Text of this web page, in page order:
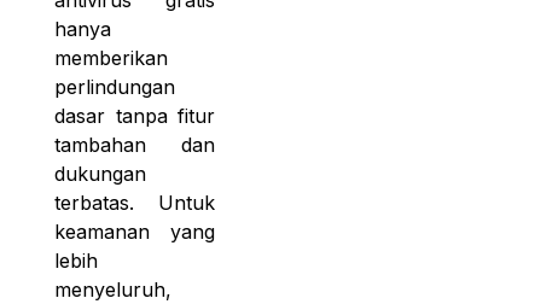
hanya
memberikan
perlindungan
dasar tanpa fitur
tambahan dan
dukungan
terbatas. Untuk
keamanan yang
lebih
menyeluruh,